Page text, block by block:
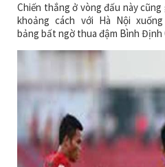
Chiến thắng ở vòng đấu này
khoảng cách với Hà Nội
bảng bất ngờ thua đậm Bình Định